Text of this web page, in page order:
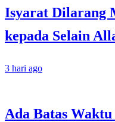
Isyarat Dilarang
3 hari ago
Ada Batas